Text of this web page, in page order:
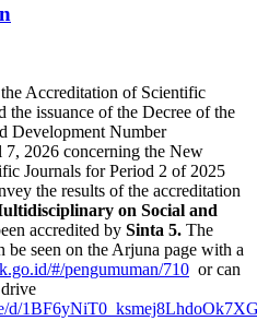
Accreditation of Scientific
the issuance of the Decree of the
Development Number
2026 concerning the New
Journals for Period 2 of 2025
the results of the accreditation
on Social and
accredited by Sinta 5. The
be seen on the Arjuna page with a
#/pengumuman/710 or can
d/